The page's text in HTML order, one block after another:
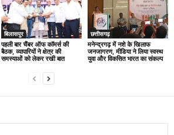
बिलासपुर
पहली बार चैंबर ऑफ कॉमर्स की
बैठक, व्यापारियों ने क्षेत्र की
समस्याओं को लेकर रखी बात
छत्तीसगढ़
मनेन्द्रगढ़ में नशे के खिलाफ
जनजागरण, मीडिया ने लिया स्वस्थ
युवा और विकसित भारत का संकल्प